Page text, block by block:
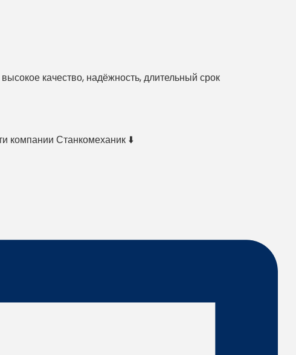
качество, надёжность, длительный срок
компании Станкомеханик ⬇️